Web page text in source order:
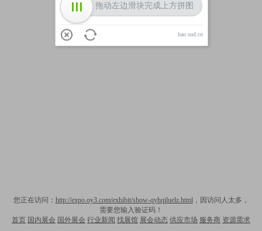
您正在访问： http://expo.oy3.com/exhibit/show-qyhqiluelz.html，因访问人太多，
需要您输入验证码！
首页 国内展会 国外展会 行业新闻 找展馆 展会动态 供应市场 服务商 资源需求
拖动左边滑块完成上方拼图
hao.sud.cn